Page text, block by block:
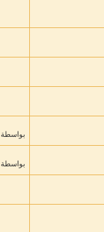
بواسطة
بواسطة